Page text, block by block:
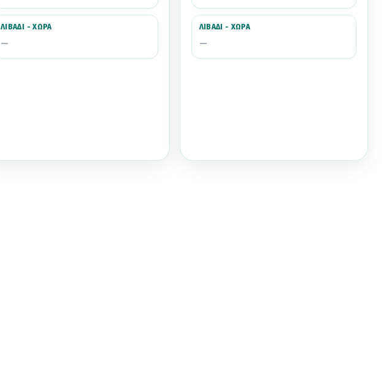
ΛΙΒΑΔΙ - ΧΩΡΑ
—
ΛΙΒΑΔΙ - ΧΩΡΑ
—